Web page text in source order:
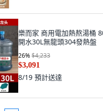
樂而家 商用電加熱熬湯桶
開水30L無龍頭304發熱盤
26%$4,233
$3,091
8/19 預計送達